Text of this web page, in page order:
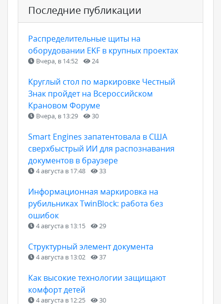
Последние публикации
Распределительные щиты на
оборудовании EKF в крупных проектах
Вчера, в 14:52 24
Круглый стол по маркировке Честный
Знак пройдет на Всероссийском
Крановом Форуме
Вчера, в 13:29 30
Smart Engines запатентовала в США
сверхбыстрый ИИ для распознавания
документов в браузере
4 августа в 17:48 33
Информационная маркировка на
рубильниках TwinBlock: работа без
ошибок
4 августа в 13:15 29
Структурный элемент документа
4 августа в 13:02 37
Как высокие технологии защищают
комфорт детей
4 августа в 12:25 30